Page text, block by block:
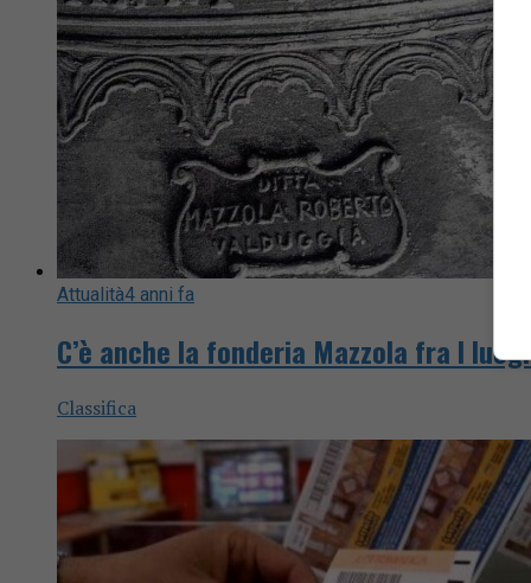
Attualità4 anni fa
C’è anche la fonderia Mazzola fra I
Classifica